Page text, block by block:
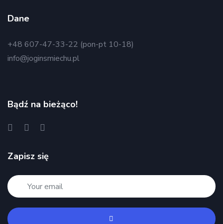
Dane
+48 607-47-33-22 (pon-pt 10-18)
info@joginsmiechu.pl
Bądź na bieżąco!
Zapisz się